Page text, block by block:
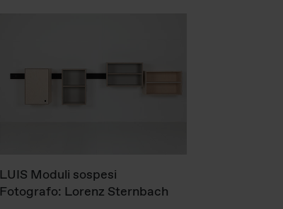
LUIS Moduli sospesi
Fotografo: Lorenz Sternbach